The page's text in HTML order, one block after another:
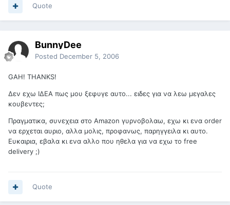
Quote
BunnyDee
Posted December 5, 2006
GAH! THANKS!
Δεν εχω ΙΔΕΑ πως μου ξεφυγε αυτο... ειδες για να λεω μεγαλες
κουβεντες;
Πραγματικα, συνεχεια στο Amazon γυρνοβολαω, εχω κι ενα order
να ερχεται αυριο, αλλα μολις, προφανως, παρηγγειλα κι αυτο.
Ευκαιρια, εβαλα κι ενα αλλο που ηθελα για να εχω το free
delivery ;)
Quote